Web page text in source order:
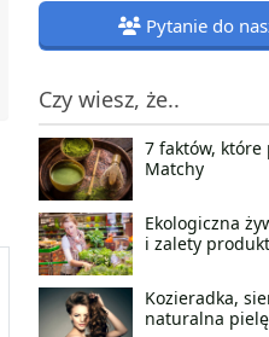
Pytanie do
Czy wiesz, że..
7 faktów,
Matchy
Ekologiczna
i zalety
Kozieradka,
naturalna